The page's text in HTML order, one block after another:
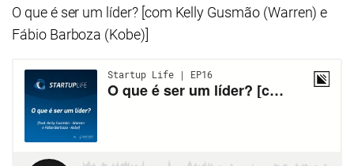
O que é ser um líder? [com Kelly Gusmão (Warren) e
Fábio Barboza (Kobe)]